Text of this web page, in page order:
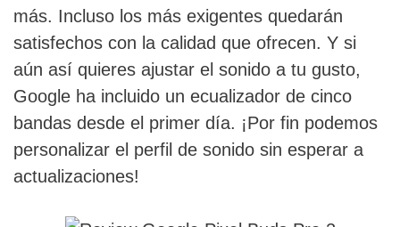
más. Incluso los más exigentes quedarán
satisfechos con la calidad que ofrecen. Y si
aún así quieres ajustar el sonido a tu gusto,
Google ha incluido un ecualizador de cinco
bandas desde el primer día. ¡Por fin podemos
personalizar el perfil de sonido sin esperar a
actualizaciones!